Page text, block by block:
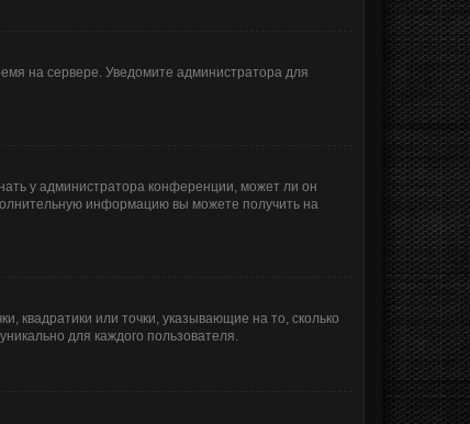
на сервере. Уведомите администратора для
у администратора конференции, может ли он
информацию вы можете получить на
квадратики или точки, указывающие на то, сколько
для каждого пользователя.